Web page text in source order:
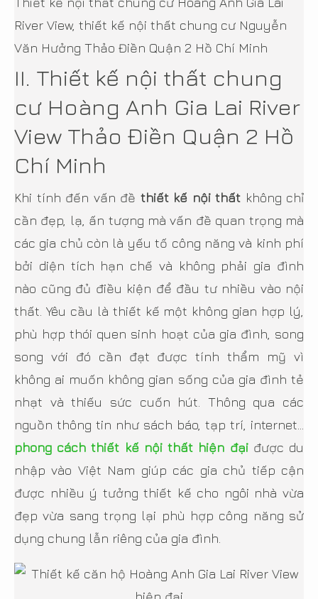
River View, thiết kế nội thất chung cư Nguyễn
Văn Hưởng Thảo Điền Quận 2 Hồ Chí Minh
II. Thiết kế nội thất chung
cư Hoàng Anh Gia Lai River
View Thảo Điền Quận 2 Hồ
Chí Minh
Khi tính đến vấn đề thiết kế nội thất không chỉ
cần đẹp, lạ, ấn tượng mà vấn đề quan trọng mà
các gia chủ còn là yếu tố công năng và kinh phí
bởi diện tích hạn chế và không phải gia đình
nào cũng đủ điều kiện để đầu tư nhiều vào nội
thất. Yêu cầu là thiết kế một không gian hợp lý,
phù hợp thói quen sinh hoạt của gia đình, song
song với đó cần đạt được tính thẩm mỹ vì
không ai muốn không gian sống của gia đình tẻ
nhạt và thiếu sức cuốn hút. Thông qua các
nguồn thông tin như sách báo, tạp trí, internet…
phong cách thiết kế nội thất hiện đạiđược du
nhập vào Việt Nam giúp các gia chủ tiếp cận
được nhiều ý tưởng thiết kế cho ngôi nhà vừa
đẹp vừa sang trọng lại phù hợp công năng sử
dụng chung lẫn riêng của gia đình.